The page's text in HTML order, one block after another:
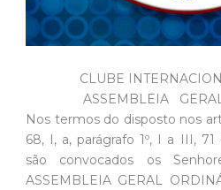
CLUBE
ASSEMBLEIA
Nos termos do disposto nos
68, I, a, parágrafo 1º, I a III,
são convocados os
ASSEMBLEIA GERAL